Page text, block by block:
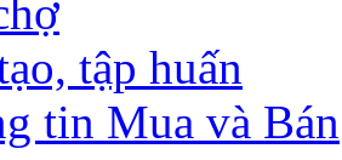
tập huấn
tin Mua và Bán